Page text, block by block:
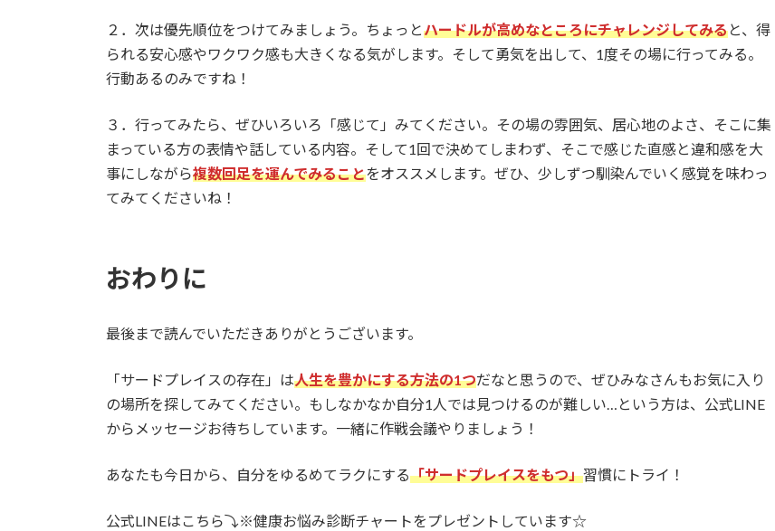
２．次は優先順位をつけてみましょう。ちょっとハードルが高めなところにチャレンジしてみると、得
られる安心感やワクワク感も大きくなる気がします。そして勇気を出して、1度その場に行ってみる。
行動あるのみですね！
３．行ってみたら、ぜひいろいろ「感じて」みてください。その場の雰囲気、居心地のよさ、そこに集
まっている方の表情や話している内容。そして1回で決めてしまわず、そこで感じた直感と違和感を大
事にしながら複数回足を運んでみることをオススメします。ぜひ、少しずつ馴染んでいく感覚を味わっ
てみてくださいね！
おわりに
最後まで読んでいただきありがとうございます。
「サードプレイスの存在」は人生を豊かにする方法の1つだなと思うので、ぜひみなさんもお気に入り
の場所を探してみてください。もしなかなか自分1人では見つけるのが難しい…という方は、公式LINE
からメッセージお待ちしています。一緒に作戦会議やりましょう！
あなたも今日から、自分をゆるめてラクにする「サードプレイスをもつ」習慣にトライ！
公式LINEはこちら⤵※健康お悩み診断チャートをプレゼントしています☆